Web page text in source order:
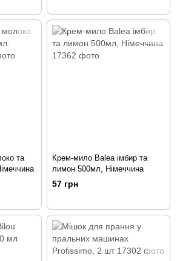
та
Крем-мило Balea імбир та
лимон 500мл, Німеччина
57 грн